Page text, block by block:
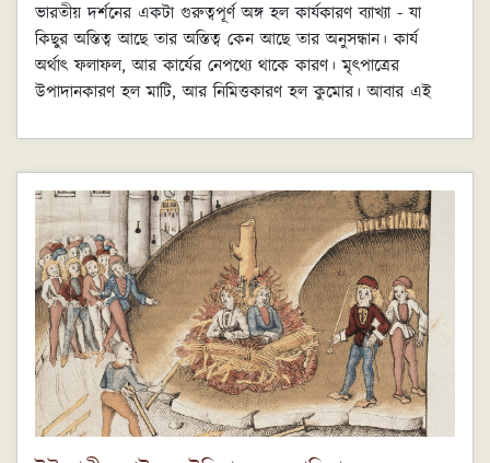
ভারতীয় দর্শনের একটা গুরুত্বপূর্ণ অঙ্গ হল কার্যকারণ ব্যাখ্যা - যা
কিছুর অস্তিত্ব আছে তার অস্তিত্ব কেন আছে তার অনুসন্ধান। কার্য
অর্থাৎ ফলাফল, আর কার্যের নেপথ্যে থাকে কারণ। মৃৎপাত্রের
উপাদানকারণ হল মাটি, আর নিমিত্তকারণ হল কুমোর। আবার এই
থাকে - এই কার্যকারণ পরম্পরা প্রায় সব দর্শনেরই আলোচ্য বিষয়।
ন্যায় দর্শনের মতে জগৎ সৃষ্টির নেপথ্যেও একজনকে থাকতে হবে যার
‘ইচ্ছা’ থেকে জগতের সৃষ্টি ও প্রলয় বারবার চক্রাকারে হয়েছে। ইনিই
জগতের নিমিত্তকারণ, ইনিই ন্যায় দর্শনে ঈশ্বর রূপে পরিচিত।